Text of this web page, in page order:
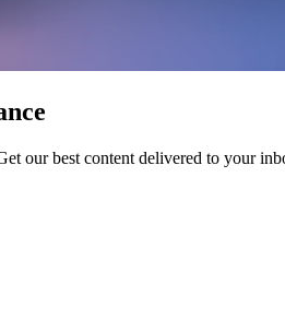
our best content delivered to your